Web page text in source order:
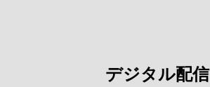
デジタル配信